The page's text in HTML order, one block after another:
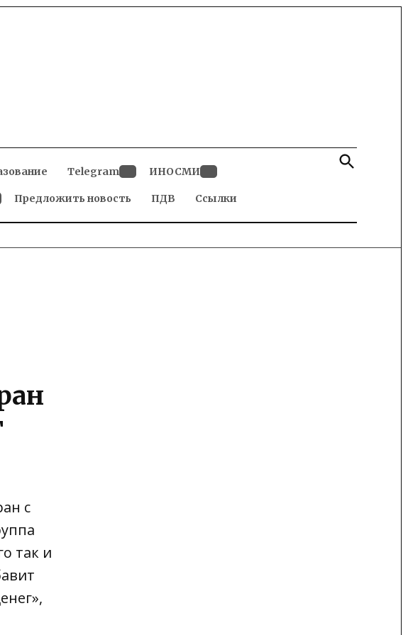
Telegram
dropdown
ИНОСМИ
dropdown
Предложить новость ПДВ Ссылки
Open
Search
с
так и